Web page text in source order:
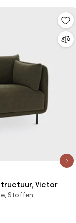
Victor
Stoffen